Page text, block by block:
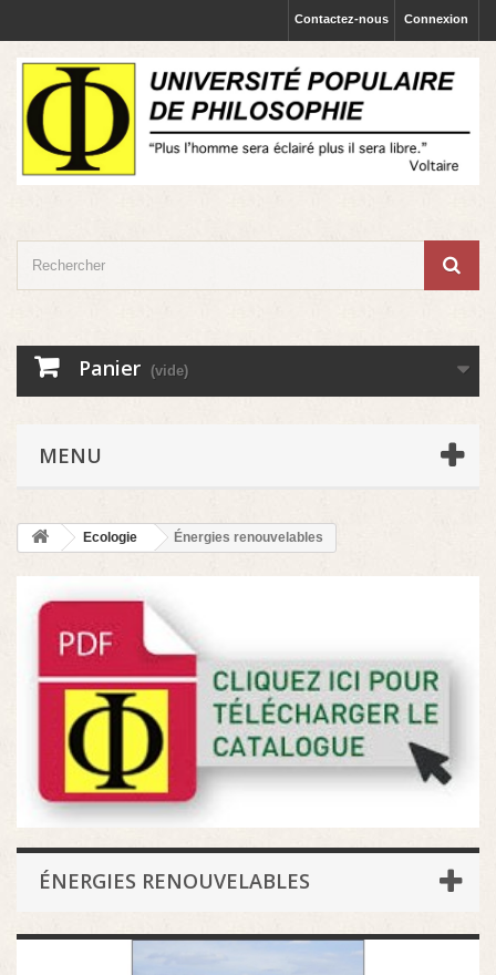
Connexion
Contactez-nous
Panier (vide)
MENU
Ecologie Énergies renouvelables
ÉNERGIES RENOUVELABLES